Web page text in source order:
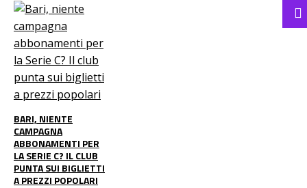
BARI, NIENTE
CAMPAGNA
ABBONAMENTI PER
LA SERIE C? IL CLUB
PUNTA SUI BIGLIETTI
A PREZZI POPOLARI